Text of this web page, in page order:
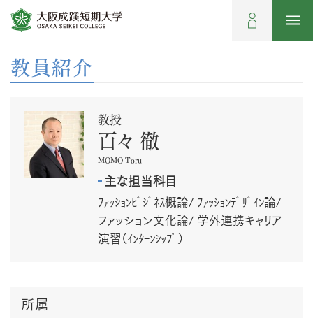
教員紹介
教授
百々 徹
MOMO Toru
主な担当科目
ﾌｧｯｼｮﾝﾋﾞｼﾞﾈｽ概論/ ﾌｧｯｼｮﾝﾃﾞｻﾞｲﾝ論/
ファッション文化論/ 学外連携キャリア
演習（ｲﾝﾀｰﾝｼｯﾌﾟ）
所属